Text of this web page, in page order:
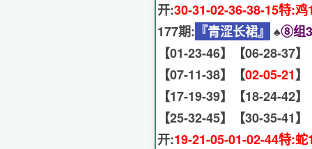
开:30-31-02-36-38-15特:鸡
177期: 『青涩长裙』 ♠️⑧组
【01-23-46】【06-28-37】
【07-11-38】【02-05-21】
【17-19-39】【18-24-42】
【25-32-45】【30-35-41】
开:19-21-05-01-02-44特:蛇